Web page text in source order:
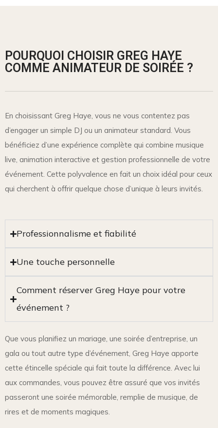
POURQUOI CHOISIR GREG HAYE
COMME ANIMATEUR DE SOIRÉE ?
En choisissant Greg Haye, vous ne vous contentez pas
d’engager un simple DJ ou un animateur standard. Vous
bénéficiez d’une expérience complète qui combine musique
live, animation interactive et gestion professionnelle de votre
événement. Cette polyvalence en fait un choix idéal pour ceux
qui cherchent à offrir quelque chose d’unique à leurs invités.
Professionnalisme et fiabilité
Une touche personnelle
Comment réserver Greg Haye pour votre
événement ?
Que vous planifiez un mariage, une soirée d’entreprise, un
gala ou tout autre type d’événement, Greg Haye apporte
cette étincelle spéciale qui fait toute la différence. Avec lui
aux commandes, vous pouvez être assuré que vos invités
passeront une soirée mémorable, remplie de musique, de
rires et de moments magiques.